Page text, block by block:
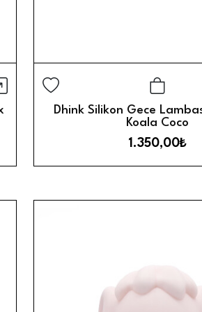
Görünüm
Dhink Silikon Gece
Koala Coco
1.350,00₺